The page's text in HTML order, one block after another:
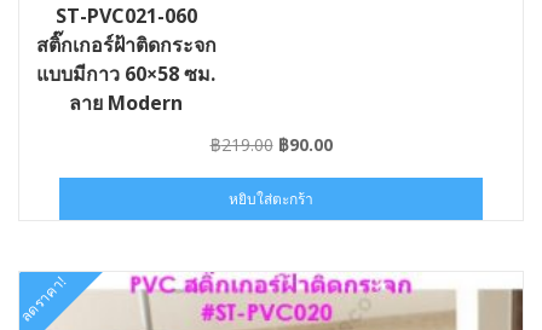
ST-PVC021-060
สติ๊กเกอร์ฝ้าติดกระจก
แบบมีกาว 60×58 ซม.
ลาย Modern
฿219.00 Original
was:
฿219.00.
฿90.00Current
฿90.00.
หยิบใส่ตะกร้า
ลดราคา!